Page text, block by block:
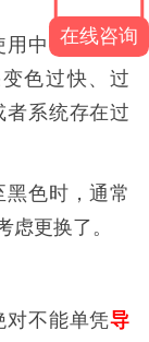
用中，颜色会
色过快、过
者系统存在过
色时，通常
虑更换了。
对不能单凭导
在线咨询